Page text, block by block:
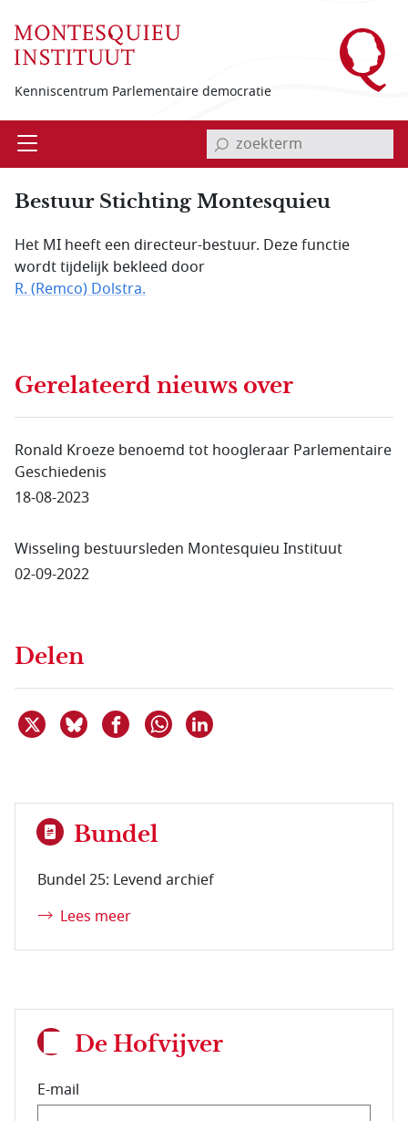
Kenniscentrum Parlementaire democratie
Open invoerveld zoekterm
Bestuur Stichting Montesquieu
Het MI heeft een directeur-bestuur. Deze functie
wordt tijdelijk bekleed door
R. (Remco) Dolstra.
Gerelateerd nieuws over
Ronald Kroeze benoemd tot hoogleraar Parlementaire
Geschiedenis
18-08-2023
Wisseling bestuursleden Montesquieu Instituut
02-09-2022
Delen
Deel dit item op X
Deel dit item op Bluesky
Deel dit item op Facebook
Delen via WhatsApp
Bundel
Bundel 25: Levend archief
Lees meer
De Hofvijver
E-mail